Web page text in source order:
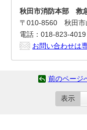
秋田市消防本部 救
〒010-8560 秋田市
電話：018-823-4019
お問い合わせは
前のページ
表示